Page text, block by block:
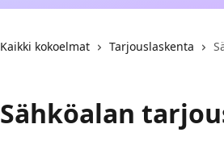
Kaikki kokoelmat Tarjouslaskenta
Sähköalan